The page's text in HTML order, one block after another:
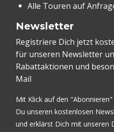
Alle Touren auf
Newsletter
Registriere Dich jetzt
für unseren Newsletter
Rabattaktionen und
Mail
Mit Klick auf den
Du unseren kostenlosen
und erklärst Dich mit unseren